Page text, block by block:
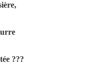
???